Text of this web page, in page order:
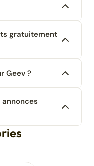
gratuitement
Geev ?